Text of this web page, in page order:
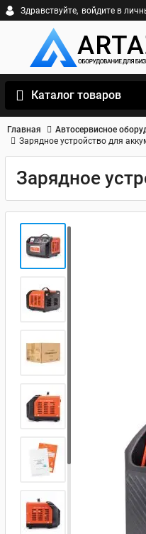
Здравствуйте, войдите в
Каталог товаров
Главная Автосервисное
Зарядное устройство для
Зарядное